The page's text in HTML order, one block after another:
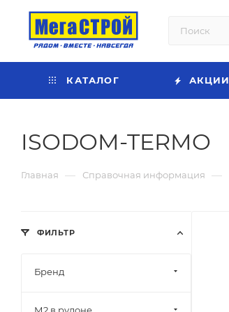
КАТАЛОГ АКЦИИ
ISODOM-TERMO
Главная — Справочная информация —
ФИЛЬТР
Бренд